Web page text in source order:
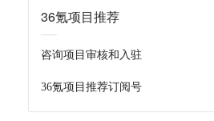
36氪项目推荐
咨询项目审核和入驻
36氪项目推荐订阅号